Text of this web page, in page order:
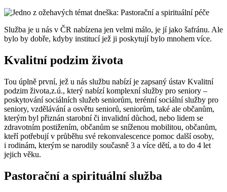
Služba je u nás v ČR nabízena jen velmi málo, je jí jako šafránu. Ale
bylo by dobře, kdyby institucí jež ji poskytují bylo mnohem více.
Kvalitní podzim života
Tou úplně první, jež u nás službu nabízí je zapsaný ústav Kvalitní
podzim života,z.ú., který nabízí komplexní služby pro seniory –
poskytování sociálních služeb seniorům, terénní sociální služby pro
seniory, vzdělávání a osvětu seniorů, seniorům, také ale občanům,
kterým byl přiznán starobní či invalidní důchod, nebo lidem se
zdravotním postižením, občanům se sníženou mobilitou, občanům,
kteří potřebují v průběhu své rekonvalescence pomoc další osoby,
i rodinám, kterým se narodily současně 3 a více dětí, a to do 4 let
jejich věku.
Pastorační a spirituální služba